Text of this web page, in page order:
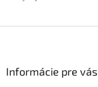
Informácie pre vás